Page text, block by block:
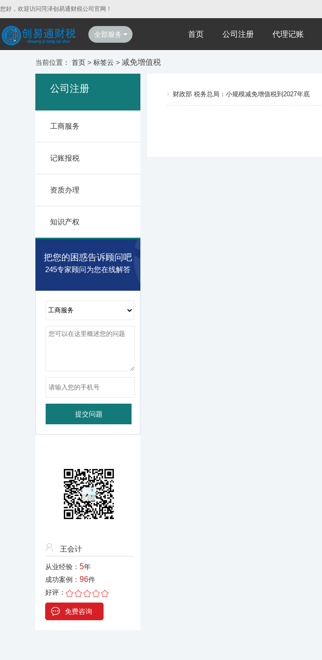
您好，欢迎访问菏泽创易通财税公司官网！
全部服务 首页 公司注册 代理记账
当前位置： 首页 > 标签云 > 减免增值税
公司注册
工商服务
记账报税
资质办理
知识产权
把您的困惑告诉顾问吧
245专家顾问为您在线解答
王会计
从业经验： 5年
成功案例： 96件
好评：
免费咨询
财政部 税务总局：小规模减免增值税到2027年底